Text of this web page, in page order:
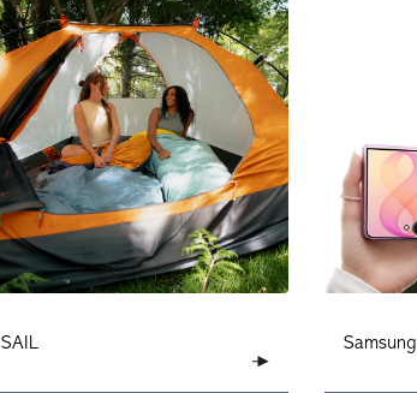
SAIL Samsung